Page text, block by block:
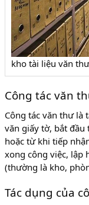
kho tài liệu văn thư
Công tác văn
Công tác văn thư là
văn giấy tờ, bắt
hoặc từ khi tiếp
xong công việc, lập
(thường là kho,
Tác dụng của